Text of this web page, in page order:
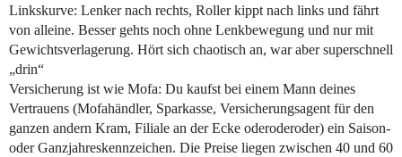
Linkskurve: Lenker nach rechts, Roller kippt nach links und fährt
von alleine. Besser gehts noch ohne Lenkbewegung und nur mit
Gewichtsverlagerung. Hört sich chaotisch an, war aber superschnell
„drin“
Versicherung ist wie Mofa: Du kaufst bei einem Mann deines
Vertrauens (Mofahändler, Sparkasse, Versicherungsagent für den
ganzen andern Kram, Filiale an der Ecke oderoderoder) ein Saison-
oder Ganzjahreskennzeichen. Die Preise liegen zwischen 40 und 60